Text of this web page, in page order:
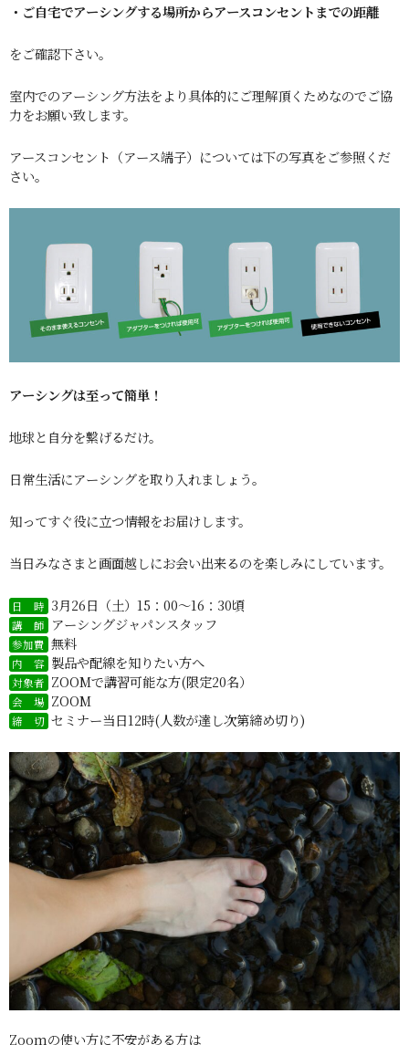
・ご自宅でアーシングする場所からアースコンセントまでの距離
をご確認下さい。
室内でのアーシング方法をより具体的にご理解頂くためなのでご協
力をお願い致します。
アースコンセント（アース端子）については下の写真をご参照くだ
さい。
アーシングは至って簡単！
地球と自分を繋げるだけ。
日常生活にアーシングを取り入れましょう。
知ってすぐ役に立つ情報をお届けします。
当日みなさまと画面越しにお会い出来るのを楽しみにしています。
日 時 3月26日（土）15：00～16：30頃
講 師 アーシングジャパンスタッフ
参加費 無料
内 容 製品や配線を知りたい方へ
対象者 ZOOMで講習可能な方(限定20名）
会 場 ZOOM
締 切 セミナー当日12時(人数が達し次第締め切り)
Zoomの使い方に不安がある方は